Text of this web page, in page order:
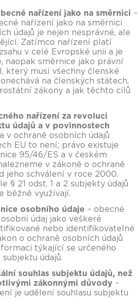
nařízení jako na směrnici –
nařízení jako na směrnici
údajů je nejen nesprávné, ale
Zatímco nařízení platí
v celé Evropské unii a je
naopak směrnice jako právní
který musí všechny členské
na členských státech,
zákony a jak těchto cílů
nařízení za revoluci
údajů a v povinnostech
v ochraně osobních údajů
EU to není; právo existuje
95/46/ES a v českém
v zákoně o ochraně
jeho schválení v roce 2000.
§ 21 odst. 1 a 2 subjekty údajů
běžně využívají.
osobního údaje – obecné
údaj jako veškeré
nebo identifikovatelné
o ochraně osobních údajů
týkající se určeného
údajů.
souhlas subjektu údajů, než
zákonnými důvody –
je udělení souhlasu subjektu